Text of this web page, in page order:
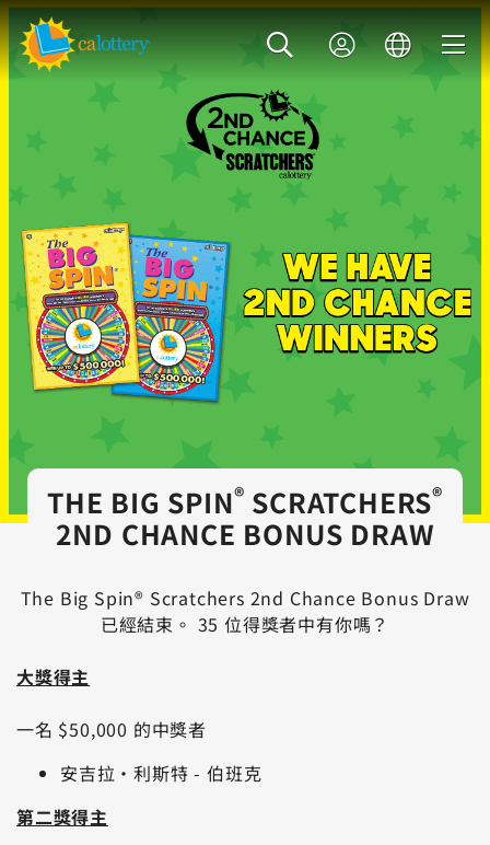
THE BIG SPIN® SCRATCHERS®
2ND CHANCE BONUS DRAW
The Big Spin® Scratchers 2nd Chance Bonus Draw
已經結束。 35 位得獎者中有你嗎？
大獎得主
一名 $50,000 的中獎者
安吉拉·利斯特 - 伯班克
第二獎得主